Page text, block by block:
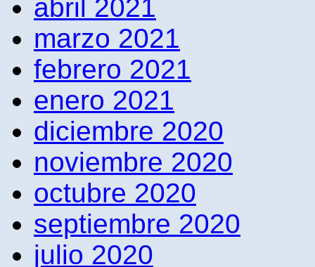
abril 2021
marzo 2021
febrero 2021
enero 2021
diciembre 2020
noviembre 2020
octubre 2020
septiembre 2020
julio 2020